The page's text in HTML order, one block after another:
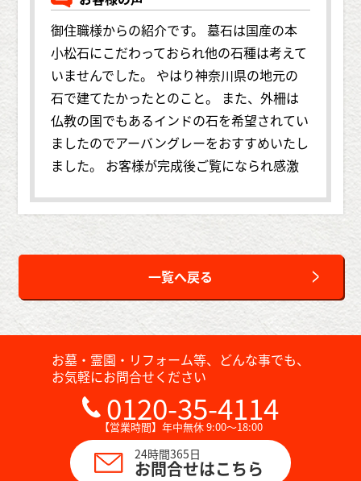
御住職様からの紹介です。 墓石は国産の本
小松石にこだわっておられ他の石種は考えて
いませんでした。 やはり神奈川県の地元の
石で建てたかったとのこと。 また、外柵は
仏教の国でもあるインドの石を希望されてい
ましたのでアーバングレーをおすすめいたし
ました。 お客様が完成後ご覧になられ感激
一覧へ戻る
お墓・霊園・リフォーム等、どんな事でも、
お気軽にお問合せください
0120-35-4114
【営業時間】年中無休 9:00～18:00
24時間365日
お問合せはこちら